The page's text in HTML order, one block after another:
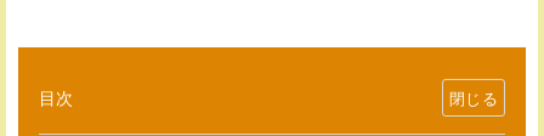
目次